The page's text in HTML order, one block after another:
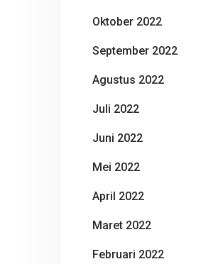
Oktober 2022
September 2022
Agustus 2022
Juli 2022
Juni 2022
Mei 2022
April 2022
Maret 2022
Februari 2022